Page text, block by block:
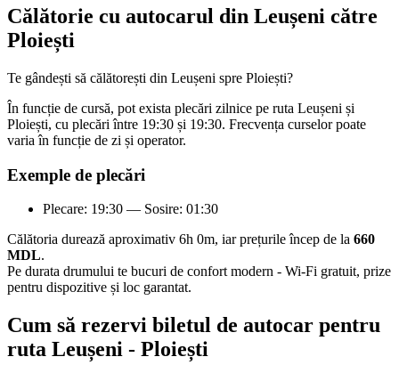
Călătorie cu autocarul din Leușeni către
Ploiești
Te gândești să călătorești din Leușeni spre Ploiești?
În funcție de cursă, pot exista plecări zilnice pe ruta Leușeni și
Ploiești, cu plecări între 19:30 și 19:30. Frecvența curselor poate
varia în funcție de zi și operator.
Exemple de plecări
Plecare: 19:30 — Sosire: 01:30
Călătoria durează aproximativ 6h 0m, iar prețurile încep de la 660
MDL.
Pe durata drumului te bucuri de confort modern - Wi-Fi gratuit, prize
pentru dispozitive și loc garantat.
Cum să rezervi biletul de autocar pentru
ruta Leușeni - Ploiești